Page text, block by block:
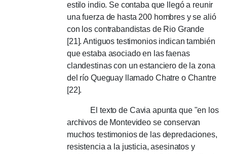
estilo indio. Se contaba que llegó a reunir
una fuerza de hasta 200 hombres y se alió
con los contrabandistas de Rio Grande
[21].Antiguos testimonios indican también
que estaba asociado en las faenas
clandestinas con un estanciero de la zona
del río Queguay llamado Chatre o Chantre
[22].
El texto de Cavia apunta que "en los
archivos de Montevideo se conservan
muchos testimonios de las depredaciones,
resistencia a la justicia, asesinatos y